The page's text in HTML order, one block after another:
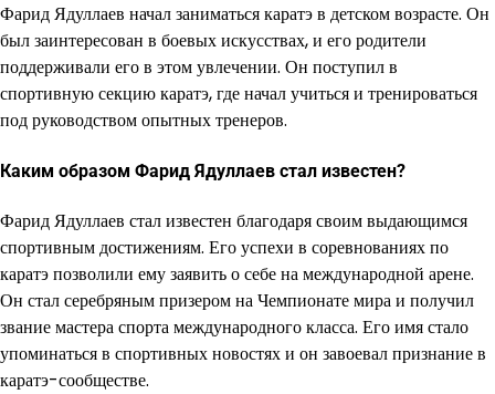
Фарид Ядуллаев начал заниматься каратэ в детском возрасте. Он
был заинтересован в боевых искусствах, и его родители
поддерживали его в этом увлечении. Он поступил в
спортивную секцию каратэ, где начал учиться и тренироваться
под руководством опытных тренеров.
Каким образом Фарид Ядуллаев стал известен?
Фарид Ядуллаев стал известен благодаря своим выдающимся
спортивным достижениям. Его успехи в соревнованиях по
каратэ позволили ему заявить о себе на международной арене.
Он стал серебряным призером на Чемпионате мира и получил
звание мастера спорта международного класса. Его имя стало
упоминаться в спортивных новостях и он завоевал признание в
каратэ-сообществе.